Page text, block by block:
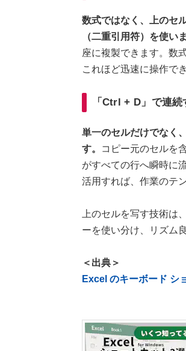
数式ではなく、上のセ
（二重引用符）を使い
座に複製できます。数
これほど迅速に操作で
「Ctrl + D」で連
単一のセルだけでなく
す。
コピー元のセルを
がすべての行へ瞬時に
活用すれば、作業のテ
上のセルを写す技術は
ーを使い分け、リズム
＜出典＞
Excel のキーボード シ